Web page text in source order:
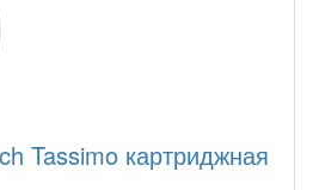
Tassimo картриджная